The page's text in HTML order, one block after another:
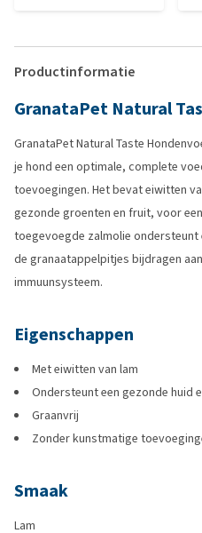
Productinformatie
GranataPet Natural
GranataPet Natural Taste
je hond een optimale, complete
toevoegingen. Het bevat eiwitten
gezonde groenten en fruit, voor
toegevoegde zalmolie
de granaatappelpitjes bijdragen
immuunsysteem.
Eigenschappen
Met eiwitten van lam
Ondersteunt een gezonde huid
Graanvrij
Zonder kunstmatige
Smaak
Lam